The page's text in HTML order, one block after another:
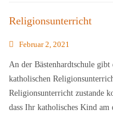
Religionsunterricht
Februar 2, 2021
An der Bästenhardtschule gibt
katholischen
Religionsunterricht zustande
dass Ihr katholisches Kind